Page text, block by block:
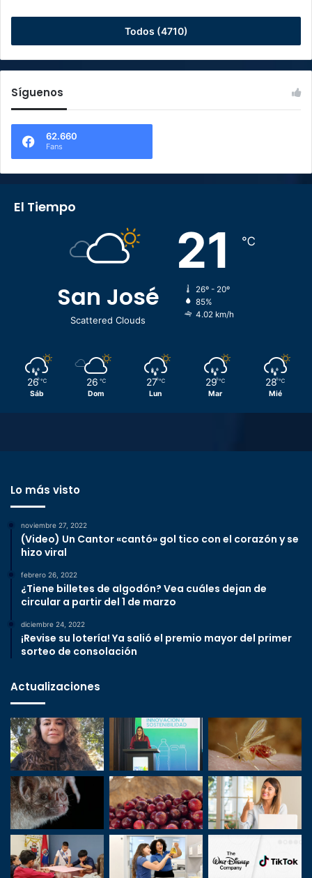
Todos (4710)
Síguenos
62.660
Fans
El Tiempo
San José
Scattered Clouds
21 ℃
26º - 20º
85%
4.02 km/h
26 ℃
Sáb
26 ℃
Dom
27 ℃
Lun
29 ℃
Mar
28 ℃
Mié
Lo más visto
noviembre 27, 2022
(Video) Un Cantor «cantó» gol tico con el corazón y se
hizo viral
febrero 26, 2022
¿Tiene billetes de algodón? Vea cuáles dejan de
circular a partir del 1 de marzo
diciembre 24, 2022
¡Revise su lotería! Ya salió el premio mayor del primer
sorteo de consolación
Actualizaciones